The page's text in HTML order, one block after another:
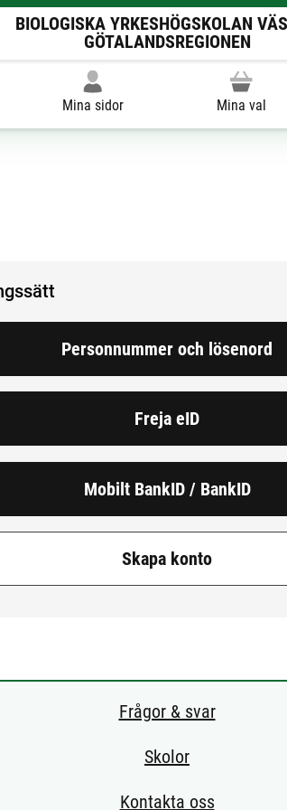
BIOLOGISKA YRKESHÖGSKOLAN
GÖTALANDSREGIONEN
Mina sidor Mina val
Personnummer och lösenord
Freja eID
Mobilt BankID / BankID
Skapa konto
Frågor & svar
Skolor
Kontakta oss